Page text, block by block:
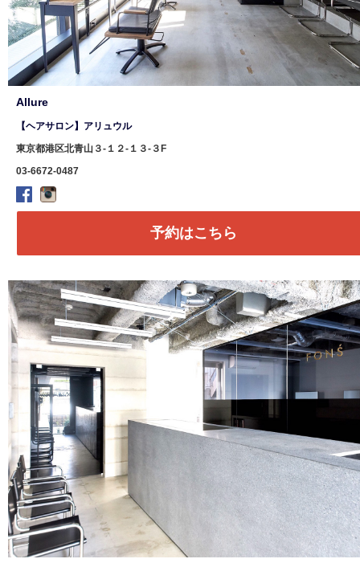
Allure
【ヘアサロン】アリュウル
東京都港区北青山３-１２-１３-３F
03-6672-0487
予約はこちら